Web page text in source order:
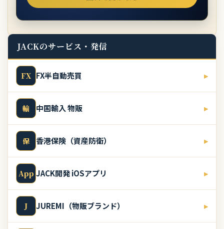
JACKのサービス・発信
FX FX半自動売買 ▸
輸 中国輸入 物販 ▸
保 香港保険（資産防衛） ▸
App JACK開発 iOSアプリ ▸
J JUREMI（物販ブランド） ▸